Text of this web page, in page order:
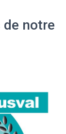
de notre